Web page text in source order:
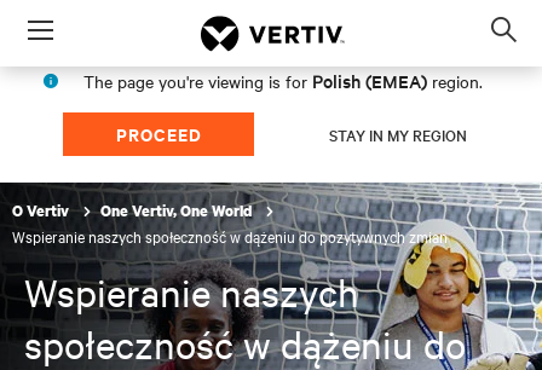
Menu
The page you're viewing is for Polish (EMEA) region.
PROCEED STAY IN MY REGION
O Vertiv One Vertiv, One World
Wspieranie naszych społeczność w dążeniu do pozytywnych zmian
Wspieranie naszych
społeczność w dążeniu do